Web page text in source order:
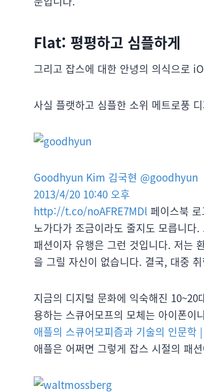
Flat: 평평하고 심플하게
그리고 잡스에 대한 안녕의 의식으로
사실 플랫하고 심플한 소위 메트로풍
Goodhyun Kim 김국현 @goodhyun
2013/4/20 10:40 오후
http://t.co/noAFRE7MDl 페이스북
노가다가 조금이라도 줄지도 모릅니다
패션이자 유행은 그런 것입니다. 저는
을 그릴 자신이 없습니다. 결국, 대중
지금의 디지털 문화에 익숙해진
용하는 스큐어모프의 모체는 아이폰이
애플의 스큐어모피즘과 기술의 인문학
애플은 어쩌면 그렇게 잡스 시절의 패